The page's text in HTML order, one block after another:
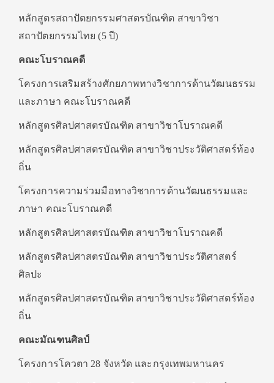
หลักสูตรสถาปัตยกรรมศาสตรบัณฑิต สาขาวิชา
สถาปัตยกรรมไทย (5 ปี)
คณะโบราณคดี
โครงการเสริมสร้างศักยภาพทางวิชาการด้านวัฒนธรรม
และภาษา คณะโบราณคดี
หลักสูตรศิลปศาสตรบัณฑิต สาขาวิชาโบราณคดี
หลักสูตรศิลปศาสตรบัณฑิต สาขาวิชาประวัติศาสตร์ท้อง
ถิ่น
โครงการความร่วมมือทางวิชาการด้านวัฒนธรรมและ
ภาษา คณะโบราณคดี
หลักสูตรศิลปศาสตรบัณฑิต สาขาวิชาโบราณคดี
หลักสูตรศิลปศาสตรบัณฑิต สาขาวิชาประวัติศาสตร์
ศิลปะ
หลักสูตรศิลปศาสตรบัณฑิต สาขาวิชาประวัติศาสตร์ท้อง
ถิ่น
คณะมัณฑนศิลป์
โครงการโควตา 28 จังหวัด และกรุงเทพมหานคร